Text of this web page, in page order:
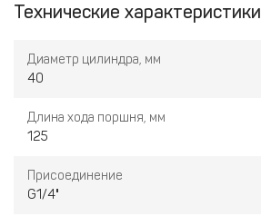
Технические характеристики
Диаметр цилиндра, мм
40
Длина хода поршня, мм
125
Присоединение
G1/4"